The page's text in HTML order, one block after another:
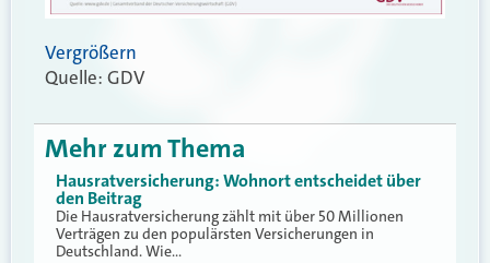
Vergrößern
Quelle: GDV
Mehr zum Thema
Hausratversicherung: Wohnort entscheidet über
den Beitrag
Die Hausratversicherung zählt mit über 50 Millionen
Verträgen zu den populärsten Versicherungen in
Deutschland. Wie…